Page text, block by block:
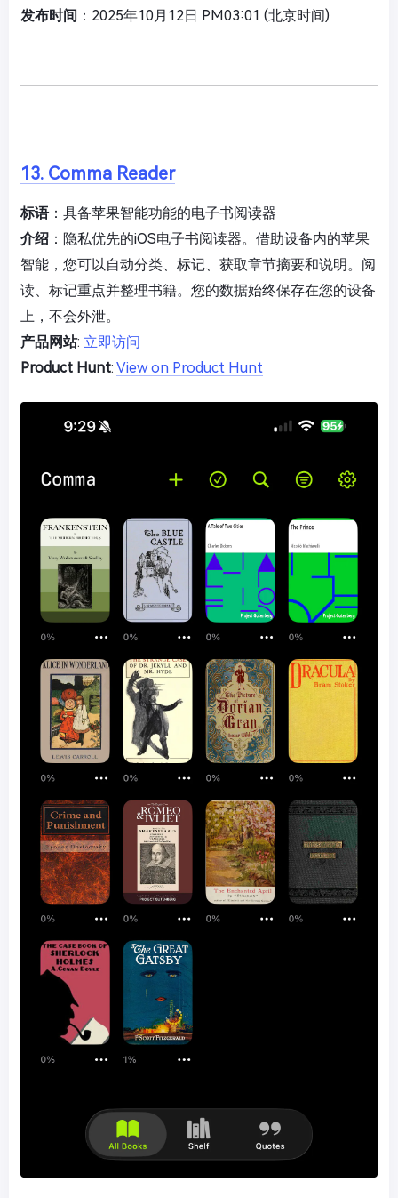
发布时间 ：2025年10月12日 PM03:01 (北京时间)
13. Comma Reader
标语：具备苹果智能功能的电子书阅读器
介绍 ：隐私优先的iOS电子书阅读器。借助设备内的苹果
智能，您可以自动分类、标记、获取章节摘要和说明。阅
读、标记重点并整理书籍。您的数据始终保存在您的设备
上，不会外泄。
产品网站: 立即访问
Product Hunt: View on Product Hunt